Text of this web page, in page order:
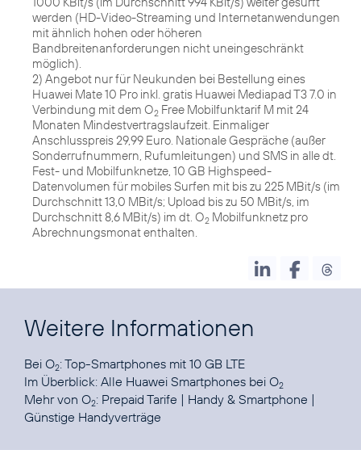
werden (HD-Video-Streaming und Internetanwendungen
mit ähnlich hohen oder höheren
Bandbreitenanforderungen nicht uneingeschränkt
möglich).
2) Angebot nur für Neukunden bei Bestellung eines
Huawei Mate 10 Pro inkl. gratis Huawei Mediapad T3 7.0 in
Verbindung mit dem O2 Free Mobilfunktarif M mit 24
Monaten Mindestvertragslaufzeit. Einmaliger
Anschlusspreis 29,99 Euro. Nationale Gespräche (außer
Sonderrufnummern, Rufumleitungen) und SMS in alle dt.
Fest- und Mobilfunknetze, 10 GB Highspeed-
Datenvolumen für mobiles Surfen mit bis zu 225 MBit/s (im
Durchschnitt 13,0 MBit/s; Upload bis zu 50 MBit/s, im
Durchschnitt 8,6 MBit/s) im dt. O2 Mobilfunknetz pro
Abrechnungsmonat enthalten.
Weitere Informationen
Bei O2:Top-Smartphones mit 10 GB LTE
Im Überblick: Alle Huawei Smartphones bei O2
Mehr von O2: Prepaid Tarife | Handy & Smartphone |
Günstige Handyverträge